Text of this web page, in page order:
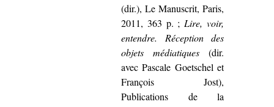
(dir.), Le Manuscrit, Paris,
2011, 363 p. ; Lire, voir,
entendre. Réception des
objets médiatiques (dir.
avec Pascale Goetschel et
François Jost),
Publications de la